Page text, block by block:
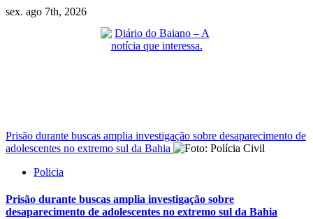
Skip
sex. ago 7th, 2026
Prisão durante buscas amplia investigação sobre desaparecimento de
adolescentes no extremo sul da Bahia
Policia
Prisão durante buscas amplia investigação sobre
desaparecimento de adolescentes no extremo sul da Bahia